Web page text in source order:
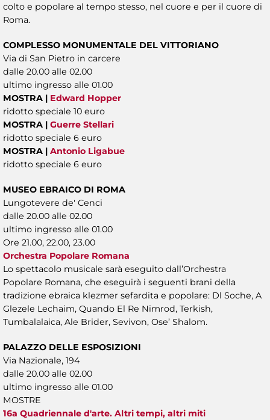
colto e popolare al tempo stesso, nel cuore e per il cuore di
Roma.
COMPLESSO MONUMENTALE DEL VITTORIANO
Via di San Pietro in carcere
dalle 20.00 alle 02.00
ultimo ingresso alle 01.00
MOSTRA | Edward Hopper
ridotto speciale 10 euro
MOSTRA | Guerre Stellari
ridotto speciale 6 euro
MOSTRA | Antonio Ligabue
ridotto speciale 6 euro
MUSEO EBRAICO DI ROMA
Lungotevere de' Cenci
dalle 20.00 alle 02.00
ultimo ingresso alle 01.00
Ore 21.00, 22.00, 23.00
Orchestra Popolare Romana
Lo spettacolo musicale sarà eseguito dall’Orchestra
Popolare Romana, che eseguirà i seguenti brani della
tradizione ebraica klezmer sefardita e popolare: Dl Soche, A
Glezele Lechaim, Quando El Re Nimrod, Terkish,
Tumbalalaica, Ale Brider, Sevivon, Ose’ Shalom.
PALAZZO DELLE ESPOSIZIONI
Via Nazionale, 194
dalle 20.00 alle 02.00
ultimo ingresso alle 01.00
MOSTRE
16a Quadriennale d'arte. Altri tempi, altri miti